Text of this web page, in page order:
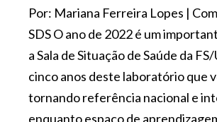
Por: Mariana Ferreira Lopes |
SDS O ano de 2022 é um
a Sala de Situação de Saúde da
cinco anos deste laboratório que
tornando referência nacional e
enquanto espaço de